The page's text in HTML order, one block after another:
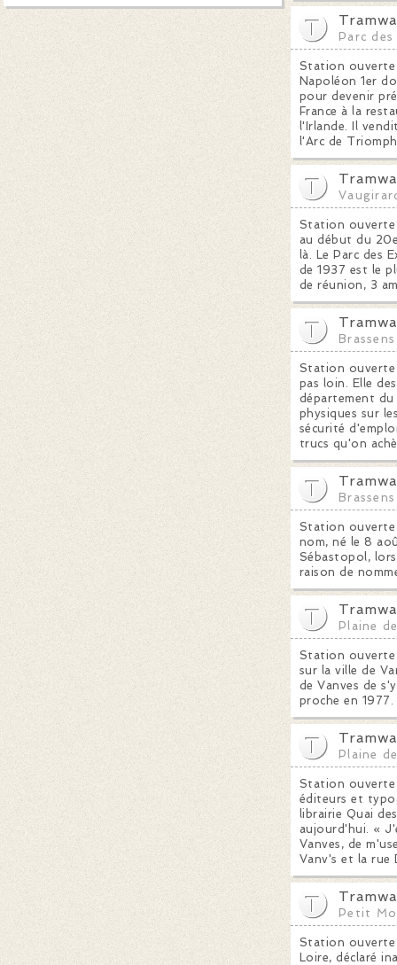
Parc
Station ouverte
Napoléon 1er
pour devenir
France à la
l'Irlande. Il
l'Arc de
Station ouverte
au début du
là. Le Parc des
de 1937 est le
de réunion, 3
Brassens
Station ouverte
pas loin. Elle
département
physiques sur
sécurité
trucs qu'on
Brassens
Station ouverte
nom, né le 8
Sébastopol,
raison de
Plaine
Station ouverte
sur la ville de
de Vanves de
proche en 1977.
Plaine
Station ouverte
éditeurs et
librairie Quai
aujourd'hui. «
Vanves, de
Vanv's et la rue
Petit
Station ouverte
Loire, déclaré